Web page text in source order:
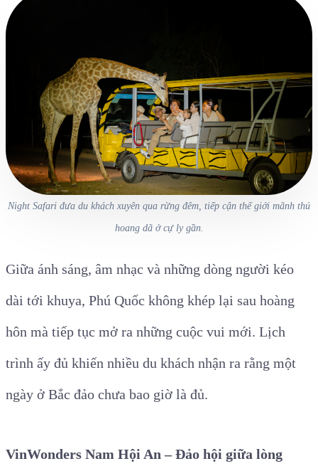
Night Safari đưa du khách xuyên qua rừng đêm, tiếp cận thế giới mãnh thú
hoang dã ở cự ly gần.
Giữa ánh sáng, âm nhạc và những dòng người kéo
dài tới khuya, Phú Quốc không khép lại sau hoàng
hôn mà tiếp tục mở ra những cuộc vui mới. Lịch
trình ấy đủ khiến nhiều du khách nhận ra rằng một
ngày ở Bắc đảo chưa bao giờ là đủ.
VinWonders Nam Hội An – Đảo hội giữa lòng